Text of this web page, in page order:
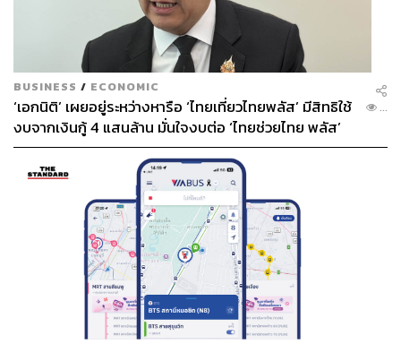
BUSINESS / ECONOMIC
‘เอกนิติ’ เผยอยู่ระหว่างหารือ ‘ไทยเที่ยวไทยพลัส’ มีสิทธิใช้
งบจากเงินกู้ 4 แสนล้าน มั่นใจงบต่อ ‘ไทยช่วยไทย พลัส’
เฟส 2 มีเพียงพอ
...